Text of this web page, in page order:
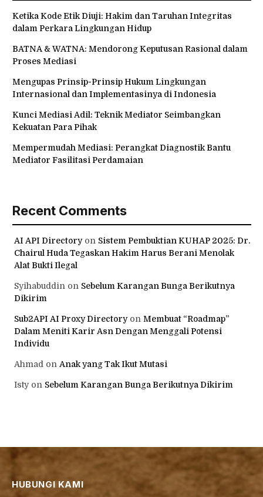
Ketika Kode Etik Diuji: Hakim dan Taruhan Integritas
dalam Perkara Lingkungan Hidup
BATNA & WATNA: Mendorong Keputusan Rasional dalam
Proses Mediasi
Mengupas Prinsip-Prinsip Hukum Lingkungan
Internasional dan Implementasinya di Indonesia
Kunci Mediasi Adil: Teknik Mediator Seimbangkan
Kekuatan Para Pihak
Mempermudah Mediasi: Perangkat Diagnostik Bantu
Mediator Fasilitasi Perdamaian
Recent Comments
AI API Directoryon Sistem Pembuktian KUHAP 2025: Dr.
Chairul Huda Tegaskan Hakim Harus Berani Menolak
Alat Bukti Ilegal
Syihabuddin on Sebelum Karangan Bunga Berikutnya
Dikirim
Sub2API AI Proxy Directoryon Membuat “Roadmap”
Dalam Meniti Karir Asn Dengan Menggali Potensi
Individu
Ahmad on Anak yang Tak Ikut Mutasi
Istyon Sebelum Karangan Bunga Berikutnya Dikirim
HUBUNGI KAMI